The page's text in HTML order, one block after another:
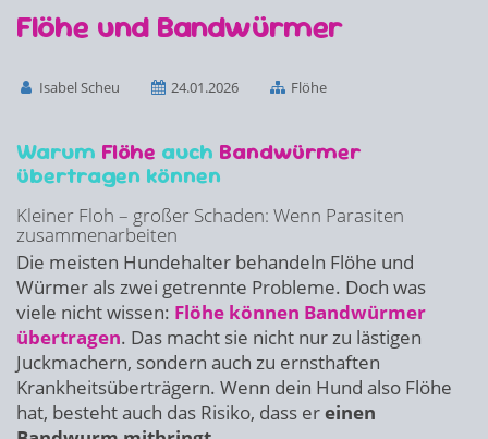
Flöhe und Bandwürmer
Isabel Scheu 24.01.2026 Flöhe
Warum Flöhe auch Bandwürmer
übertragen können
Kleiner Floh – großer Schaden: Wenn Parasiten
zusammenarbeiten
Die meisten Hundehalter behandeln Flöhe und
Würmer als zwei getrennte Probleme. Doch was
viele nicht wissen: Flöhe können Bandwürmer
übertragen. Das macht sie nicht nur zu lästigen
Juckmachern, sondern auch zu ernsthaften
Krankheitsüberträgern. Wenn dein Hund also Flöhe
hat, besteht auch das Risiko, dass ereinen